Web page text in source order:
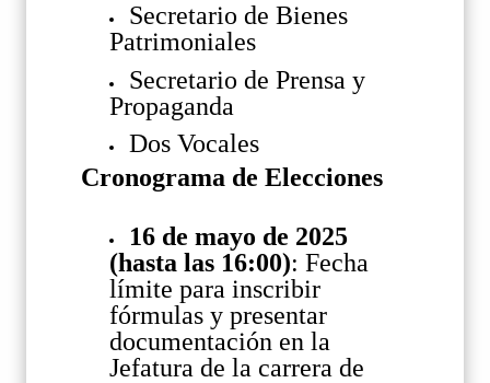
Secretario de Bienes
Patrimoniales
Secretario de Prensa y
Propaganda
Dos Vocales
Cronograma de Elecciones
16 de mayo de 2025
(hasta las 16:00): Fecha
límite para inscribir
fórmulas y presentar
documentación en la
Jefatura de la carrera de